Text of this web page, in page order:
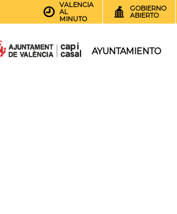
VALENCIA
AL
MINUTO
GOBIERNO
ABIERTO
AYUNTAMIENTO